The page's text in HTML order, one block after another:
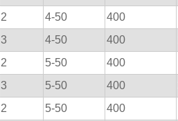
2 4-50 400
3 4-50 400
2 5-50 400
3 5-50 400
2 5-50 400